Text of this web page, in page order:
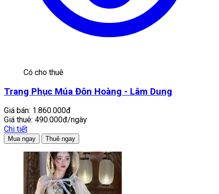
Có cho thuê
Trang Phục Múa Đôn Hoàng - Lâm Dung
Giá bán: 1.860.000đ
Giá thuê: 490.000đ/ngày
Chi tiết
Mua ngay Thuê ngay